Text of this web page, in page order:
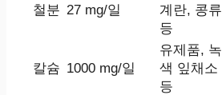
철분 27 mg/일
계란, 콩류
등
칼슘 1000 mg/일
유제품, 녹
색 잎채소
등